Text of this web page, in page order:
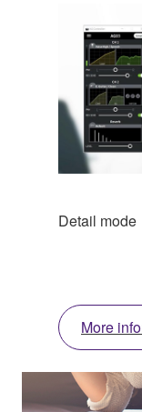
Detail mode
More